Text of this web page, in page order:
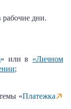
дни.
» или в «Личном
;
«Платежка